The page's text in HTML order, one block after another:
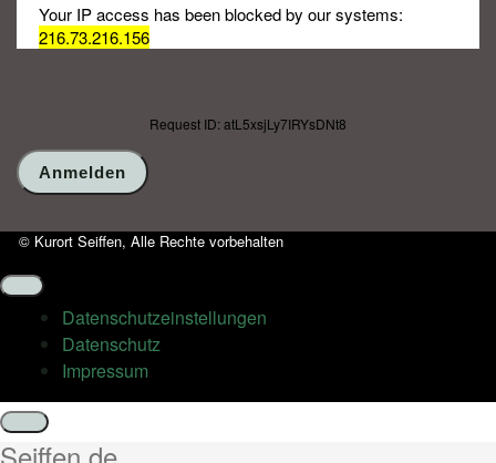
Your IP access has been blocked by our systems:
216.73.216.156
Request ID: atL5xsjLy7IRYsDNt8
© Kurort Seiffen, Alle Rechte vorbehalten
Datenschutz­einstellungen
Datenschutz
Impressum
Schließen